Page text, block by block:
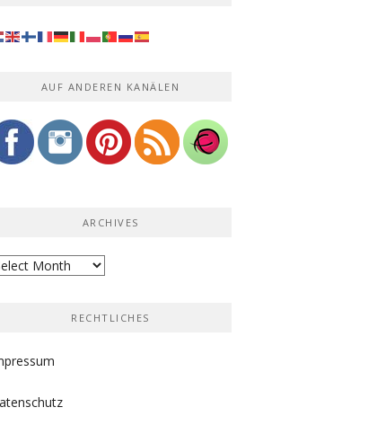
AUF ANDEREN KANÄLEN
ARCHIVES
RECHTLICHES